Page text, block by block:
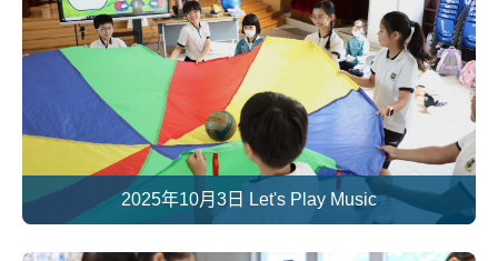
2025年10月3日 Let's Play Music